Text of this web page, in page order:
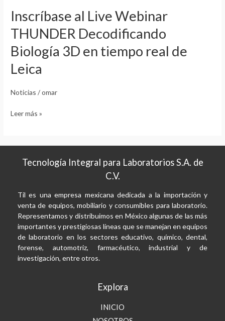
Inscríbase al Live Webinar
THUNDER Decodificando
Biología 3D en tiempo real de
Leica
Noticias /omar
Leica
Leer más »
Tecnología Integral para Laboratorios S.A. de
C.V.
Til es una empresa mexicana dedicada a la importación y
venta de equipos, mobiliario y consumibles para laboratorio.
Representamos y distribuimos en México algunas de las más
importantes y prestigiosas líneas que se manejan en equipos
de laboratorio en los sectores educativo, químico, dental,
forense, automotriz, farmacéutico, industrial y de
investigación, entre otros.
Explora
INICIO